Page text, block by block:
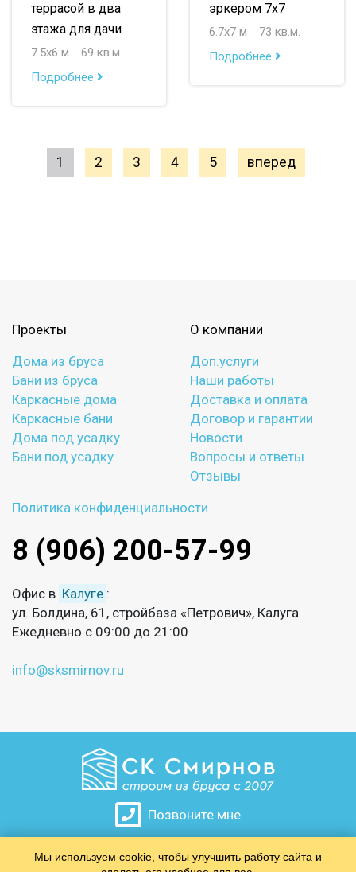
террасой в два
этажа для дачи
7.5х6 м
69 кв.м.
Подробнее
эркером 7х7
6.7х7 м
73 кв.м.
Подробнее
1 2 3 4 5 вперед
Проекты
Дома из бруса
Бани из бруса
Каркасные дома
Каркасные бани
Дома под усадку
Бани под усадку
О компании
Доп.услуги
Наши работы
Доставка и оплата
Договор и гарантии
Новости
Вопросы и ответы
Отзывы
Политика конфиденциальности
8 (906) 200-57-99
Офис в Калуге :
ул. Болдина, 61, стройбаза «Петрович», Калуга
Ежедневно с 09:00 до 21:00
info@sksmirnov.ru
Позвоните мне
​​​​​​​
Мы используем cookie, чтобы улучшить работу сайта и